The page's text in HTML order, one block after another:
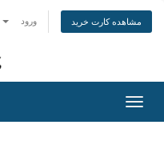
ورود مشاهده کارت خرید